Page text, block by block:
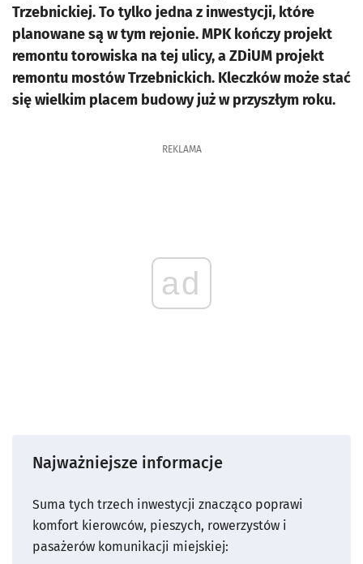
Trzebnickiej. To tylko jedna z inwestycji, które
planowane są w tym rejonie. MPK kończy projekt
remontu torowiska na tej ulicy, a ZDiUM projekt
remontu mostów Trzebnickich. Kleczków może stać
się wielkim placem budowy już w przyszłym roku.
REKLAMA
ad
Najważniejsze informacje
Suma tych trzech inwestycji znacząco poprawi
komfort kierowców, pieszych, rowerzystów i
pasażerów komunikacji miejskiej: